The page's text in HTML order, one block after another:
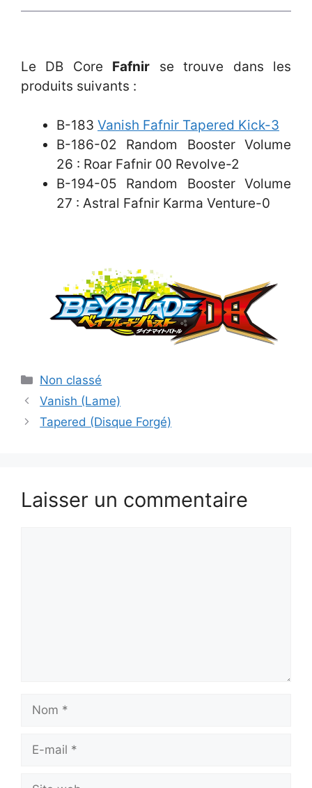
Le DB Core Fafnir se trouve dans les
produits suivants :
B-183 Vanish Fafnir Tapered Kick-3
B-186-02 Random Booster Volume
26 : Roar Fafnir 00 Revolve-2
B-194-05 Random Booster Volume
27 : Astral Fafnir Karma Venture-0
Catégories
Non classé
Vanish (Lame)
Tapered (Disque Forgé)
Laisser un commentaire
mail